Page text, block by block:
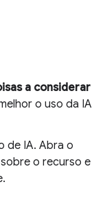
a considerar
o uso da IA
de IA. Abra o
o recurso e